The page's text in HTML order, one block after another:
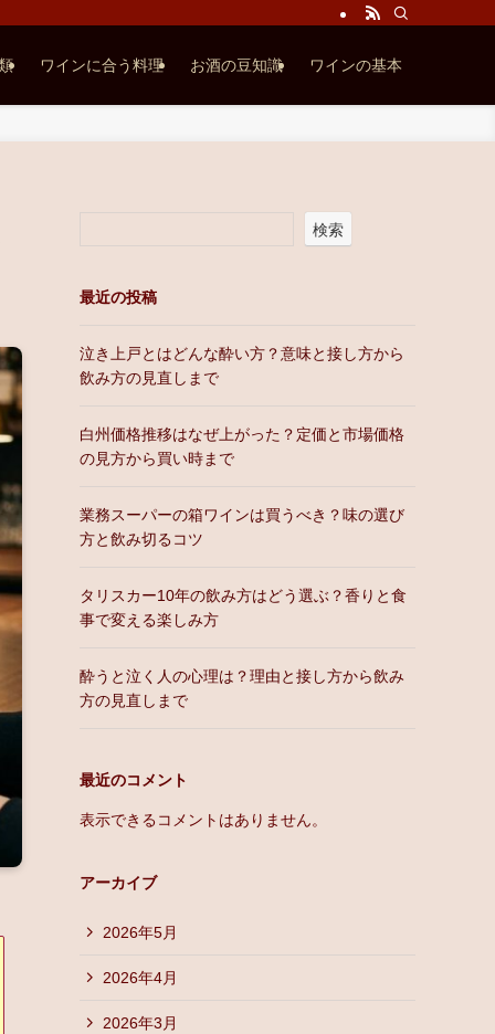
ワインに合う料理 お酒の豆知識 ワインの基本
検索
最近の投稿
泣き上戸とはどんな酔い方？意味と接し方から
飲み方の見直しまで
白州価格推移はなぜ上がった？定価と市場価格
の見方から買い時まで
業務スーパーの箱ワインは買うべき？味の選び
方と飲み切るコツ
タリスカー10年の飲み方はどう選ぶ？香りと食
事で変える楽しみ方
酔うと泣く人の心理は？理由と接し方から飲み
方の見直しまで
最近のコメント
表示できるコメントはありません。
アーカイブ
2026年5月
2026年4月
2026年3月